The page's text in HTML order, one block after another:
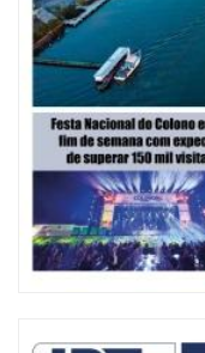
06/08/2026 | 10:02
Audiência pública debate
Social em Itajaí